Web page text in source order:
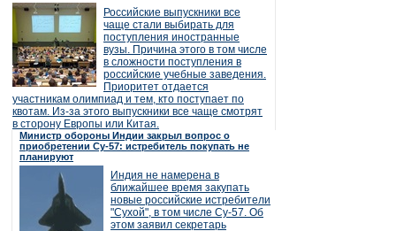
Российские выпускники все
чаще стали выбирать для
поступления иностранные
вузы. Причина этого в том числе
в сложности поступления в
российские учебные заведения.
Приоритет отдается
участникам олимпиад и тем, кто поступает по
квотам. Из-за этого выпускники все чаще смотрят
в сторону Европы или Китая.
Министр обороны Индии закрыл вопрос о
приобретении Су-57: истребитель покупать не
планируют
Индия не намерена в
ближайшее время закупать
новые российские истребители
"Сухой", в том числе Су-57. Об
этом заявил секретарь